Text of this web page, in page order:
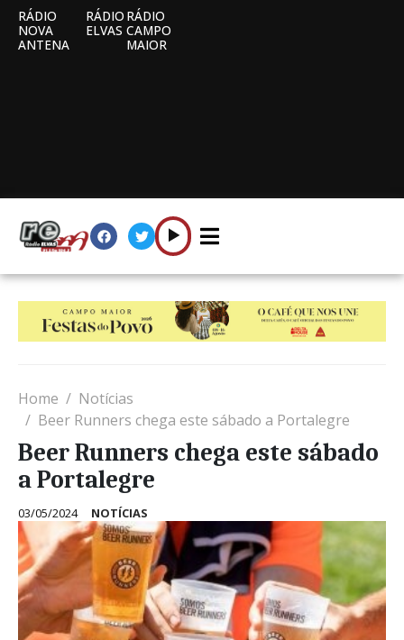
RÁDIO
NOVA
ANTENA
RÁDIO
ELVAS
RÁDIO
CAMPO
MAIOR
Home
Notícias
Beer Runners chega este sábado a Portalegre
Beer Runners chega este sábado
a Portalegre
03/05/2024 NOTÍCIAS